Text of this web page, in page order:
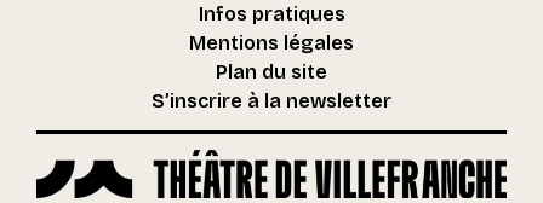
Infos pratiques
Mentions légales
Plan du site
S’inscrire à la newsletter